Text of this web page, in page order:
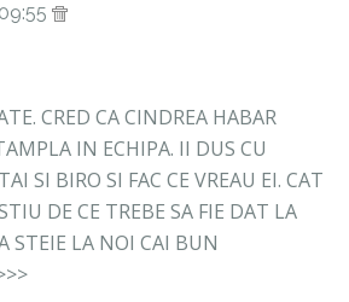
CRED CA CINDREA HABAR
IN ECHIPA. II DUS CU
SI BIRO SI FAC CE VREAU EI. CAT
DE CE TREBE SA FIE DAT LA
STEIE LA NOI CAI BUN